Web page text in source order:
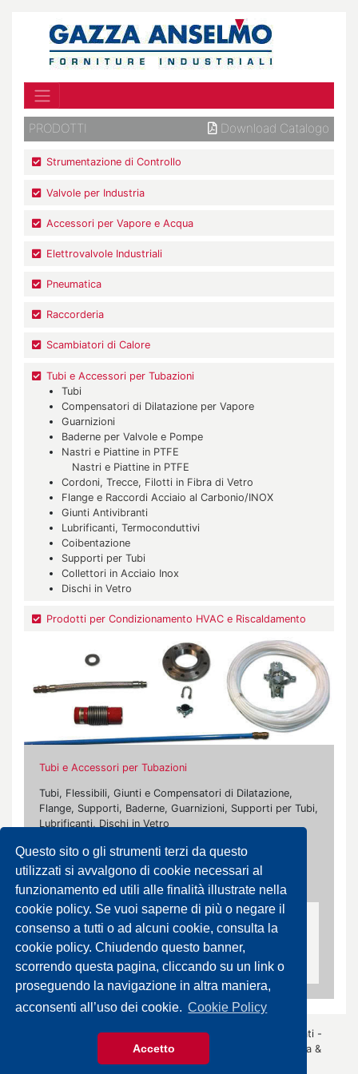
Questo sito o gli strumenti terzi da questo
utilizzati si avvalgono di cookie necessari al
funzionamento ed utili alle finalità illustrate nella
cookie policy. Se vuoi saperne di più o negare il
consenso a tutti o ad alcuni cookie, consulta la
cookie policy. Chiudendo questo banner,
scorrendo questa pagina, cliccando su un link o
proseguendo la navigazione in altra maniera,
acconsenti all’uso dei cookie. Cookie Policy
Accetto
PRODOTTI Download Catalogo
Strumentazione di Controllo
Valvole per Industria
Accessori per Vapore e Acqua
Elettrovalvole Industriali
Pneumatica
Raccorderia
Scambiatori di Calore
Tubi e Accessori per Tubazioni
Tubi
Compensatori di Dilatazione per Vapore
Guarnizioni
Baderne per Valvole e Pompe
Nastri e Piattine in PTFE
Nastri e Piattine in PTFE
Cordoni, Trecce, Filotti in Fibra di Vetro
Flange e Raccordi Acciaio al Carbonio/INOX
Giunti Antivibranti
Lubrificanti, Termoconduttivi
Coibentazione
Supporti per Tubi
Collettori in Acciaio Inox
Dischi in Vetro
Prodotti per Condizionamento HVAC e Riscaldamento
Tubi e Accessori per Tubazioni
Tubi, Flessibili, Giunti e Compensatori di Dilatazione,
Flange, Supporti, Baderne, Guarnizioni, Supporti per Tubi,
Lubrificanti, Dischi in Vetro
I nostri marchi:
Caleffi, Carrara, Contardi, Klinger, Ksb, Steelflex, Zec
Nastri e Piattine in PTFE
.
© 2026 Gazza Anselmo S.r.l. - Tutti i diritti sono riservati -
P.IVA 00426440343 -Informativa Privacy
Immagica &
Partner